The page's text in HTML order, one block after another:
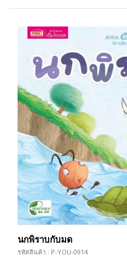
นกพิราบกับมด
รหัสสินค้า : P-YOU-0914